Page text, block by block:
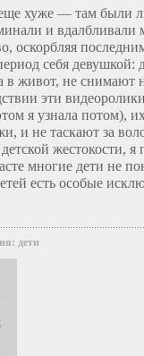
хуже — там были
и вдалбливали
оскорбляя
себя девушкой:
в живот, не снимают
эти
я узнала потом),
и не таскают за
жестокости, я
многие дети не
есть особые
дети